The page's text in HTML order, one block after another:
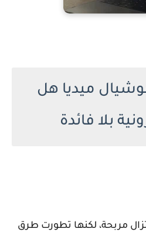
ميديا هل
بلا فائدة
تزال مربحة، لكنها تطورت طرق